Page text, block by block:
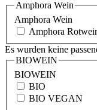
Amphora Wein
Amphora Wein
Amphora
Es wurden keine
BIOWEIN
BIOWEIN
BIO
BIO VEGAN